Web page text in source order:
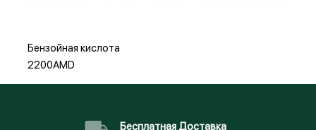
Бензойная кислота
2200AMD
Бесплатная Доставка